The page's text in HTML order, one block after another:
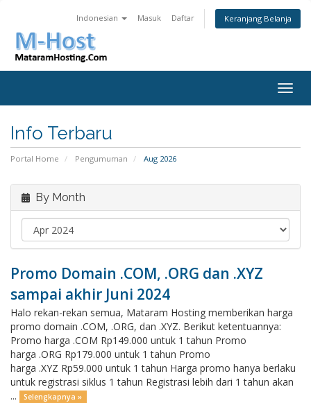
Indonesian Masuk Daftar Keranjang Belanja
Info Terbaru
Portal Home Pengumuman Aug 2026
By Month
Promo Domain .COM, .ORG dan .XYZ
sampai akhir Juni 2024
Halo rekan-rekan semua, Mataram Hosting memberikan harga
promo domain .COM, .ORG, dan .XYZ. Berikut ketentuannya:
Promo harga .COM Rp149.000 untuk 1 tahun Promo
harga .ORG Rp179.000 untuk 1 tahun Promo
harga .XYZ Rp59.000 untuk 1 tahun Harga promo hanya berlaku
untuk registrasi siklus 1 tahun Registrasi lebih dari 1 tahun akan
...
Selengkapnya »